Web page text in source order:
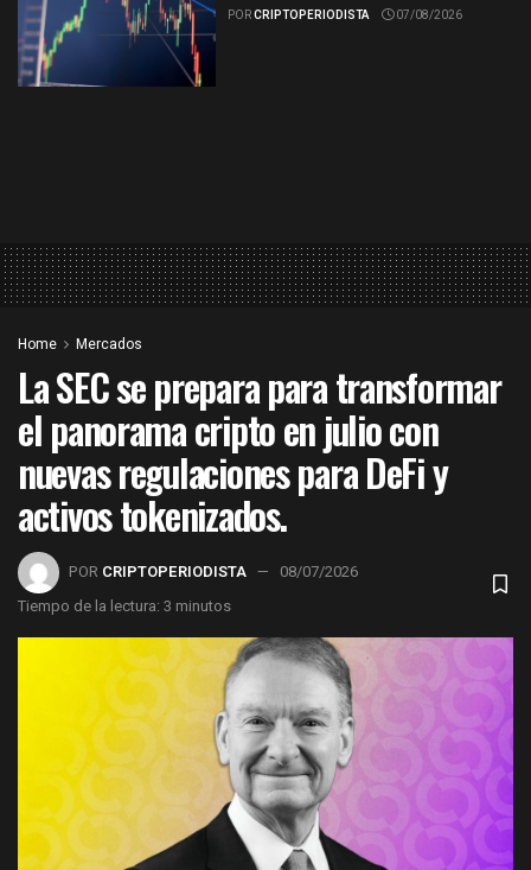
PORCRIPTOPERIODISTA 07/08/2026
Home Mercados
La SEC se prepara para transformar
el panorama cripto en julio con
nuevas regulaciones para DeFi y
activos tokenizados.
POR CRIPTOPERIODISTA
08/07/2026
Tiempo de la lectura: 3 minutos